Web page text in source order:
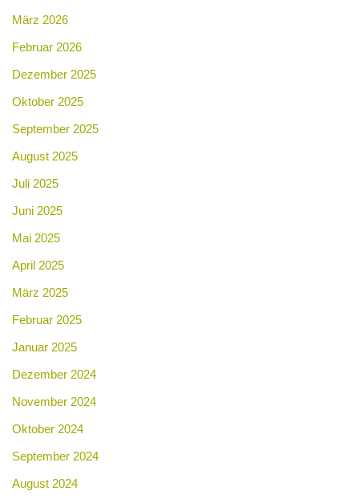
März 2026
Februar 2026
Dezember 2025
Oktober 2025
September 2025
August 2025
Juli 2025
Juni 2025
Mai 2025
April 2025
März 2025
Februar 2025
Januar 2025
Dezember 2024
November 2024
Oktober 2024
September 2024
August 2024